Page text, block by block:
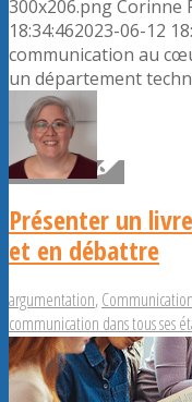
300x206.pngCorinne
18:34:462023-06-12
communication au
un département
Présenter un
et en débattre
argumentation,
communication dans tous ses